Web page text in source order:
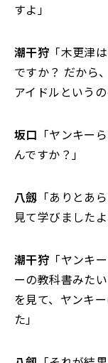
すよ」
潮干狩 「木更津
ですか？ だから
アイドルという
坂口 「ヤンキー
んですか？」
八劔 「ありとあ
見て学びましたよ
潮干狩 「ヤンキ
ーの教科書みた
を見て、ヤンキ
た」